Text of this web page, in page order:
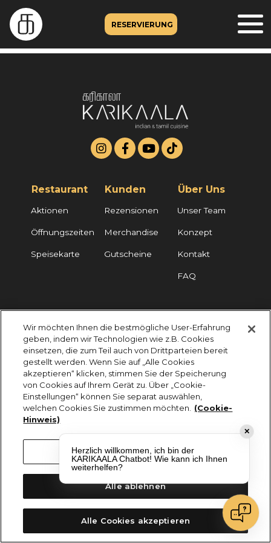
RESERVIERUNG
Restaurant
Aktionen
Öffnungszeiten
Speisekarte
Kunden
Rezensionen
Merchandise
Gutscheine
Über Uns
Unser Team
Konzept
Kontakt
FAQ
KARIKAALA ©2026 - Saily Food Service GmbH
Alle Rechte vorbehalten
✕
Herzlich willkommen, ich bin der
KARIKAALA Chatbot! Wie kann ich Ihnen
weiterhelfen?
Wir möchten Ihnen die bestmögliche User-Erfahrung
geben, indem wir Technologien wie z.B. Cookies
einsetzen, die zum Teil auch von Drittparteien bereit
gestellt werden. Wenn Sie auf „Alle Cookies
akzeptieren“ klicken, stimmen Sie der Speicherung
von Cookies auf Ihrem Gerät zu. Über „Cookie-
Einstellungen“ können Sie separat auswählen,
welchen Cookies Sie zustimmen möchten.
(Cookie-
Hinweis)
Cookie-Einstellungen
Alle ablehnen
Alle Cookies akzeptieren